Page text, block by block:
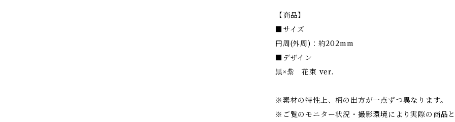
【商品】
■サイズ
円周(外周)：約202mm
■デザイン
黒×紫 花束 ver.
※素材の特性上、柄の出方が一点ずつ異なります。
※ご覧のモニター状況・撮影環境により実際の商品